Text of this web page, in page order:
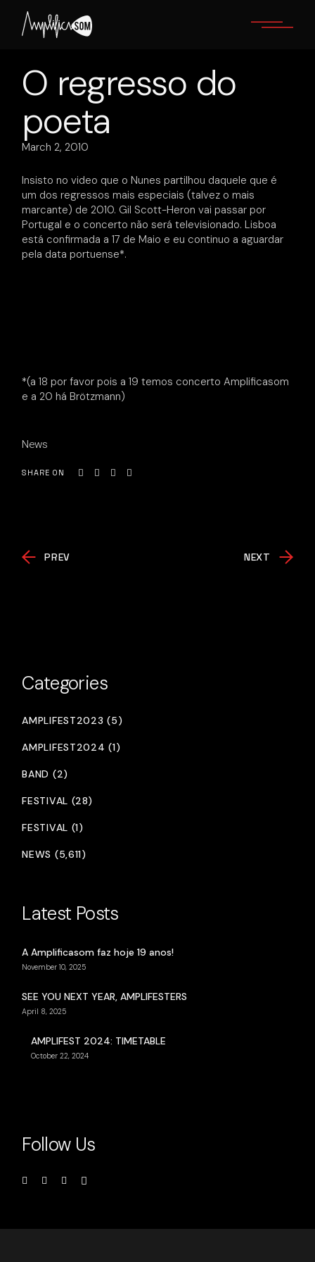
content
O regresso do
poeta
March 2, 2010
Insisto no video que o Nunes partilhou daquele que é
um dos regressos mais especiais (talvez o mais
marcante) de 2010. Gil Scott-Heron vai passar por
Portugal e o concerto não será televisionado. Lisboa
está confirmada a 17 de Maio e eu continuo a aguardar
pela data portuense*.
*(a 18 por favor pois a 19 temos concerto Amplificasom
e a 20 há Brötzmann)
News
SHARE ON
PREV NEXT
Categories
AMPLIFEST2023 (5)
AMPLIFEST2024 (1)
BAND (2)
FESTIVAL (28)
FESTIVAL (1)
NEWS (5,611)
Latest Posts
A Amplificasom faz hoje 19 anos!
November 10, 2025
SEE YOU NEXT YEAR, AMPLIFESTERS
April 8, 2025
AMPLIFEST 2024: TIMETABLE
October 22, 2024
Follow Us